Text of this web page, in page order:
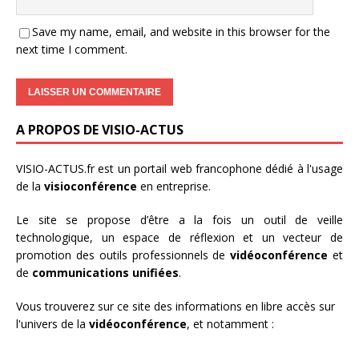
Save my name, email, and website in this browser for the
next time I comment.
A PROPOS DE VISIO-ACTUS
VISIO-ACTUS.frest un portail web francophone dédié à l'usage
de la visioconférence en entreprise.
Le site se propose d’être a la fois un outil de veille
technologique, un espace de réflexion et un vecteur de
promotion des outils professionnels devidéoconférence et
de communications unifiées.
Vous trouverez sur ce site des informations en libre accès sur
l'univers de la vidéoconférence, et notamment :